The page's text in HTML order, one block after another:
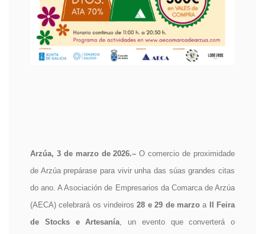
Arzúa, 3 de marzo de 2026.– O comercio de proximidade
de Arzúa prepárase para vivir unha das súas grandes citas
do ano. A Asociación de Empresarios da Comarca de Arzúa
(AECA) celebrará os vindeiros28 e 29 de marzoa
II Feira
de Stocks e Artesanía, un evento que converterá o